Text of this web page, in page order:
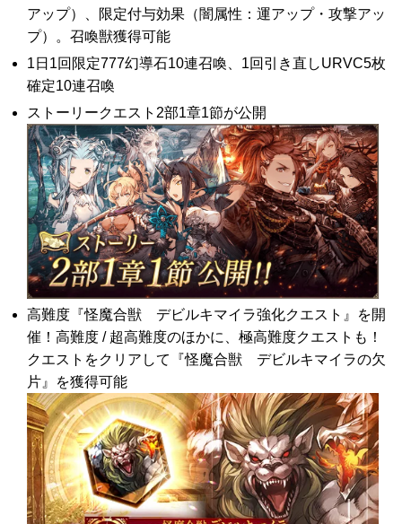
アップ）、限定付与効果（闇属性：運アップ・攻撃アッ
プ）。召喚獣獲得可能
1日1回限定777幻導石10連召喚、1回引き直しURVC5枚
確定10連召喚
ストーリークエスト2部1章1節が公開
高難度『怪魔合獣 デビルキマイラ強化クエスト』を開
催！高難度 / 超高難度のほかに、極高難度クエストも！
クエストをクリアして『怪魔合獣 デビルキマイラの欠
片』を獲得可能